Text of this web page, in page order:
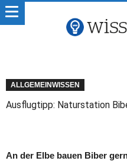
ALLGEMEINWISSEN
Ausflugtipp: Naturstation
An der Elbe bauen Biber